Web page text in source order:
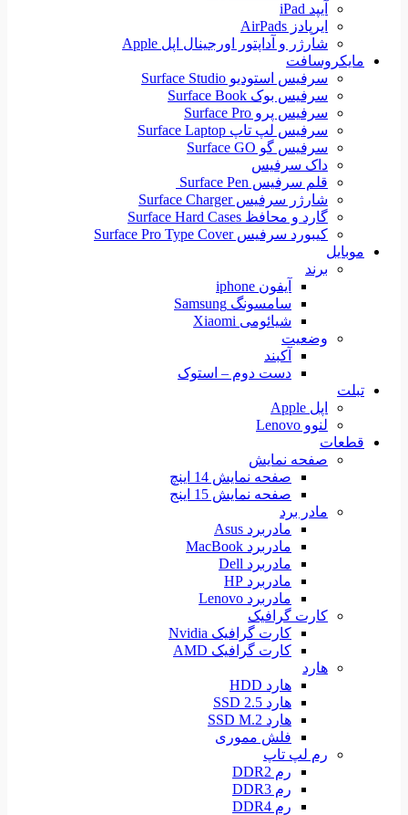
آیپد iPad
ایرپادز AirPads
شارژر و آداپتور اورجینال اپل Apple
مایکروسافت
سرفیس استودیو Surface Studio
سرفیس بوک Surface Book
سرفیس پرو Surface Pro
سرفیس لپ تاپ Surface Laptop
سرفیس گو Surface GO
داک سرفیس
قلم سرفیس Surface Pen
شارژر سرفیس Surface Charger
گارد و محافظ Surface Hard Cases
کیبورد سرفیس Surface Pro Type Cover
موبایل
برند
آیفون iphone
سامسونگ Samsung
شیائومی Xiaomi
وضعیت
آکبند
دست دوم – استوک
تبلت
اپل Apple
لنوو Lenovo
قطعات
صفحه نمایش
صفحه نمایش 14 اینچ
صفحه نمایش 15 اینج
مادر برد
مادربرد Asus
مادربرد MacBook
مادربرد Dell
مادربرد HP
مادربرد Lenovo
کارت گرافیک
کارت گرافیک Nvidia
کارت گرافیک AMD
هارد
هارد HDD
هارد SSD 2.5
هارد SSD M.2
فلش مموری
رم لپ تاپ
رم DDR2
رم DDR3
رم DDR4